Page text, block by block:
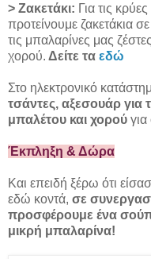
> Ζακετάκι: Για τις
προτείνουμε ζακετάκια
τις μπαλαρίνες μας
χορού. Δείτε τα εδώ
Στο ηλεκτρονικό
τσάντες, αξεσουάρ για
μπαλέτου και χορού
Έκπληξη & Δώρα
Και επειδή ξέρω ότι
εδώ κοντά, σε
προσφέρουμε ένα
μικρή μπαλαρίνα!